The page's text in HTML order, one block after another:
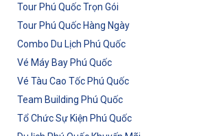
Tour Phú Quốc Trọn Gói
Tour Phú Quốc Hàng Ngày
Combo Du Lịch Phú Quốc
Vé Máy Bay Phú Quốc
Vé Tàu Cao Tốc Phú Quốc
Team Building Phú Quốc
Tổ Chức Sự Kiện Phú Quốc